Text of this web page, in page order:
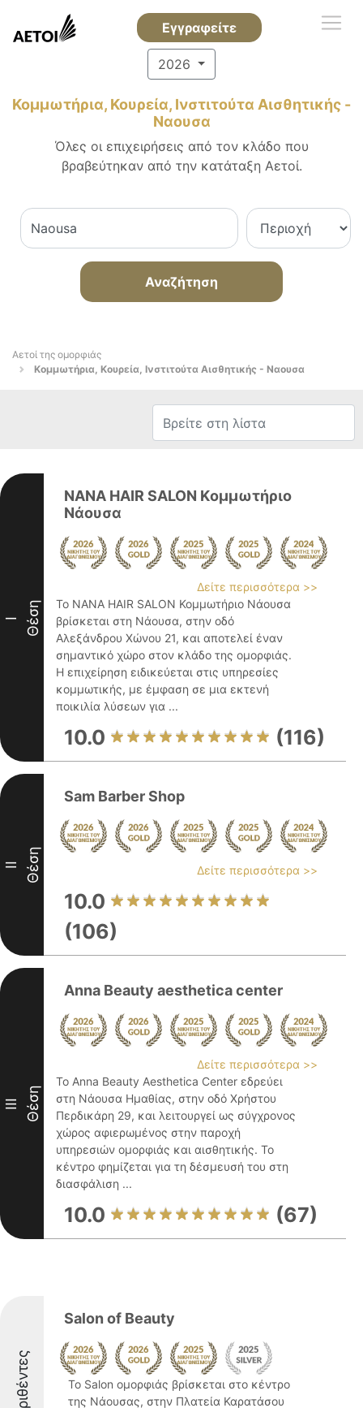
Εγγραφείτε
2026
Κομμωτήρια, Κουρεία, Ινστιτούτα Αισθητικής -
Ναουσα
Όλες οι επιχειρήσεις από τον κλάδο που
βραβεύτηκαν από την κατάταξη Αετοί.
Αναζήτηση
Αετοί της ομορφιάς
Κομμωτήρια, Κουρεία, Ινστιτούτα Αισθητικής - Ναουσα
I Θέση
NANA HAIR SALON Kομμωτήριο
Νάουσα
Δείτε περισσότερα >>
Το NANA HAIR SALON Κομμωτήριο Νάουσα
βρίσκεται στη Νάουσα, στην οδό
Αλεξάνδρου Χώνου 21, και αποτελεί έναν
σημαντικό χώρο στον κλάδο της ομορφιάς.
Η επιχείρηση ειδικεύεται στις υπηρεσίες
κομμωτικής, με έμφαση σε μια εκτενή
ποικιλία λύσεων για ...
10.0 (116)
II Θέση
Sam Barber Shop
Δείτε περισσότερα >>
10.0
(106)
III Θέση
Anna Beauty aesthetica center
Δείτε περισσότερα >>
Το Anna Beauty Aesthetica Center εδρεύει
στη Νάουσα Ημαθίας, στην οδό Χρήστου
Περδικάρη 29, και λειτουργεί ως σύγχρονος
χώρος αφιερωμένος στην παροχή
υπηρεσιών ομορφιάς και αισθητικής. Το
κέντρο φημίζεται για τη δέσμευσή του στη
διασφάλιση ...
10.0 (67)
Salon of Beauty
Το Salon ομορφιάς βρίσκεται στο κέντρο
της Νάουσας, στην Πλατεία Καρατάσου